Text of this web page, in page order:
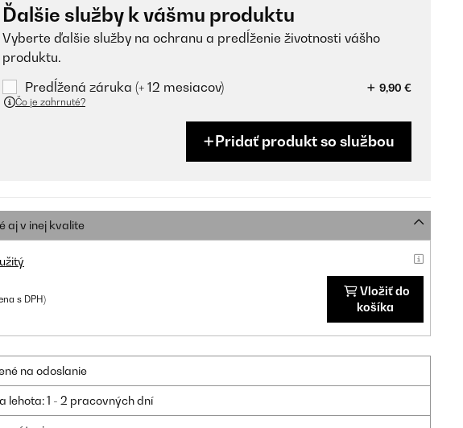
Ďalšie služby k vášmu produktu
Vyberte ďalšie služby na ochranu a predĺženie životnosti vášho
produktu.
Predĺžená záruka (+ 12 mesiacov)
9,90 €
Čo je zahrnuté?
Pridať produkt so službou
aj v inej kvalite
s DPH)
Vložiť do
košíka
na odoslanie
lehota: 1 - 2 pracovných dní